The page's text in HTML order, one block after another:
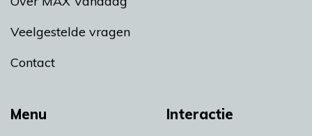
Menu Interactie
Veelgestelde vragen
Contact